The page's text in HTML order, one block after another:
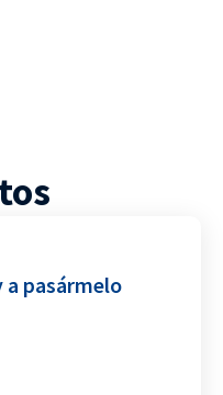
a pasármelo